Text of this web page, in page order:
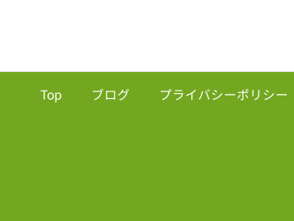
Top ブログ プライバシーポリシー